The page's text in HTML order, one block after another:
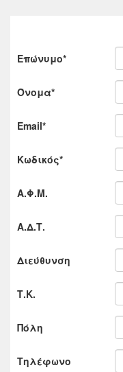
Επώνυμο*
Όνομα*
Email*
Κωδικός*
Α.Φ.Μ.
Α.Δ.Τ.
Διεύθυνση
Τ.Κ.
Πόλη
Τηλέφωνο